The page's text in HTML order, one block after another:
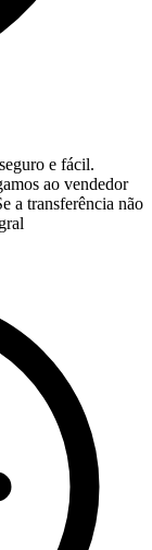
e fácil.
ao vendedor
a transferência não